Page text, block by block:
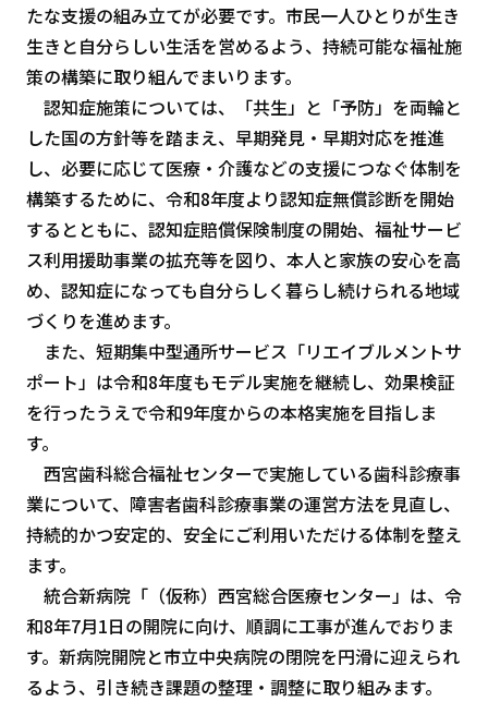
たな支援の組み立てが必要です。市民一人ひとりが生き
生きと自分らしい生活を営めるよう、持続可能な福祉施
策の構築に取り組んでまいります。
認知症施策については、「共生」と「予防」を両輪と
した国の方針等を踏まえ、早期発見・早期対応を推進
し、必要に応じて医療・介護などの支援につなぐ体制を
構築するために、令和8年度より認知症無償診断を開始
するとともに、認知症賠償保険制度の開始、福祉サービ
ス利用援助事業の拡充等を図り、本人と家族の安心を高
め、認知症になっても自分らしく暮らし続けられる地域
づくりを進めます。
また、短期集中型通所サービス「リエイブルメントサ
ポート」は令和8年度もモデル実施を継続し、効果検証
を行ったうえで令和9年度からの本格実施を目指しま
す。
西宮歯科総合福祉センターで実施している歯科診療事
業について、障害者歯科診療事業の運営方法を見直し、
持続的かつ安定的、安全にご利用いただける体制を整え
ます。
統合新病院「（仮称）西宮総合医療センター」は、令
和8年7月1日の開院に向け、順調に工事が進んでおりま
す。新病院開院と市立中央病院の閉院を円滑に迎えられ
るよう、引き続き課題の整理・調整に取り組みます。